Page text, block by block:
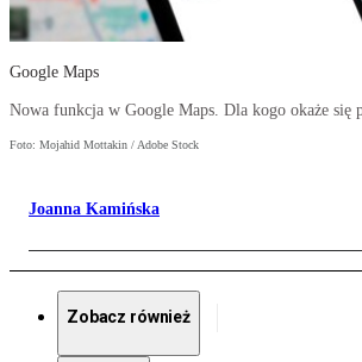
Google Maps
Nowa funkcja w Google Maps. Dla kogo okaże się
Foto: Mojahid Mottakin / Adobe Stock
Joanna Kamińska
Zobacz również